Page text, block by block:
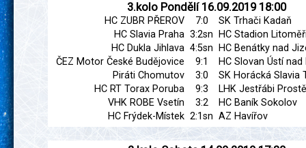
3.kolo Pondělí 16.09.2019 18:00
HC ZUBR PŘEROV 7:0
SK Trhači Kadaň
HC Slavia Praha 3:2sn
HC Stadion
HC Dukla Jihlava 4:5sn
HC Benátky nad
ČEZ Motor České Budějovice
9:1
HC Slovan Ústí nad
Piráti Chomutov
3:0
SK Horácká Slavia
HC RT Torax Poruba
9:3
LHK Jestřábi
VHK ROBE Vsetín
3:2
HC Baník Sokolov
HC Frýdek-Místek 2:1sn AZ Havířov